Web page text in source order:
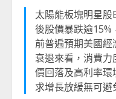
太陽能板塊明星
後股價暴跌逾15%
前普遍預期美國
衰退來看，消費
價回落及高利率
求增長放緩無可避